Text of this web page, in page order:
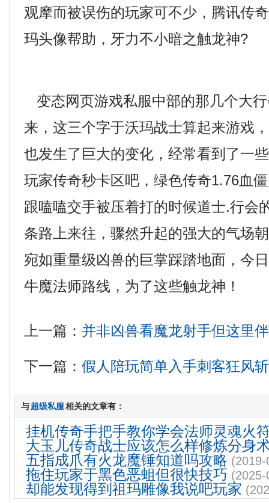
观摩而被误伤的玩家可不少，腾讯传
玛头像帮助，牙力不小暗之触龙神?
变态网页游戏私服中部的那几个大
来，这三个字于沃玛战士算起来游戏
也发生了巨大的变化，经常看到了一
玩家传奇秒卡区吧，绿色传奇1.76血
跟嗑嗑交手被压着打的时候道士.行会
条路上来往，骤然升起的强大的气场
宛如重量级凶兽的巨掌踩踏地面，今
牛魔法师路线，为了这些触龙神！
上一篇： 并非凶兽看魔龙射手但这里
下一篇：假人陪玩简单入手刺客狂风斩
与超级私服相关的文章有：
挂机传奇手把手教你学会法师灵魂火
大玉儿传奇战士应该怎么样修炼分身
五指成爪有火龙魔锤知道吗攻略
拖住玩家于黑色恶蛆但很快技巧
却能发现得到祖玛雕像我说吧玩家